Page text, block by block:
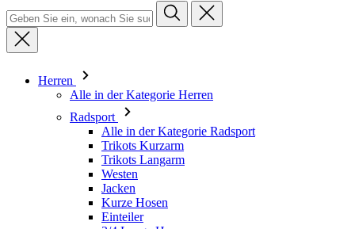
Herren
Alle in der Kategorie Herren
Radsport
Alle in der Kategorie Radsport
Trikots Kurzarm
Trikots Langarm
Westen
Jacken
Kurze Hosen
Einteiler